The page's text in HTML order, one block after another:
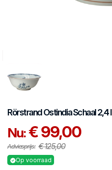
RörstrandOstindiaSchaal 2,4 l
Nu:€ 99,00
Adviesprijs: € 125,00
Op voorraad